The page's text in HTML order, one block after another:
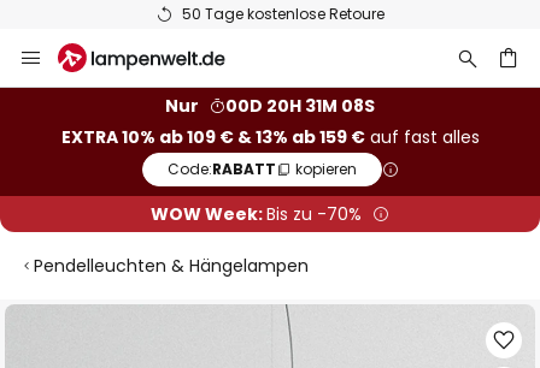
50 Tage kostenlose Retoure
Inhalt
Nur
00D 20H 31M 07S
EXTRA 10% ab 109 € & 13% ab 159 €auf fast alles
Code:RABATT kopieren
WOW Week:Bis zu -70%
Pendelleuchten & Hängelampen
Zum